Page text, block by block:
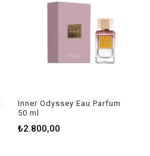
Inner Odyssey Eau Parfum
50 ml
₺2.800,00